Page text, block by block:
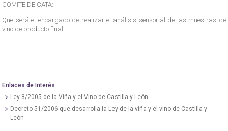
COMITE DE CATA:
Que será el encargado de realizar el análisis sensorial de las muestras de
vino de producto final.
Enlaces de Interés
Ley 8/2005 de la Viña y el Vino de Castilla y León
Decreto 51/2006 que desarrolla la Ley de la viña y el vino de Castilla y
León